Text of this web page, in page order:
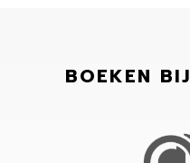
BOEKEN BIJ